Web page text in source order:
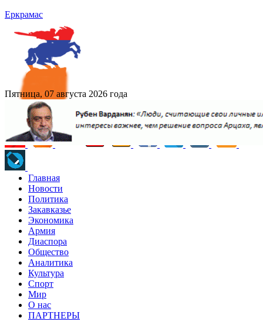
Еркрамас
Пятница, 07 августа 2026 года
Главная
Новости
Политика
Закавказье
Экономика
Армия
Диаспора
Общество
Аналитика
Культура
Спорт
Мир
О нас
ПАРТНЕРЫ